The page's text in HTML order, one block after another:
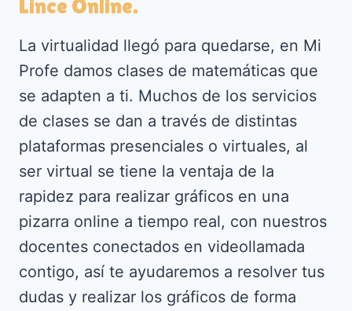
Lince Online.
La virtualidad llegó para quedarse, en Mi
Profe damos clases de matemáticas que
se adapten a ti. Muchos de los servicios
de clases se dan a través de distintas
plataformas presenciales o virtuales, al
ser virtual se tiene la ventaja de la
rapidez para realizar gráficos en una
pizarra online a tiempo real, con nuestros
docentes conectados en videollamada
contigo, así te ayudaremos a resolver tus
dudas y realizar los gráficos de forma